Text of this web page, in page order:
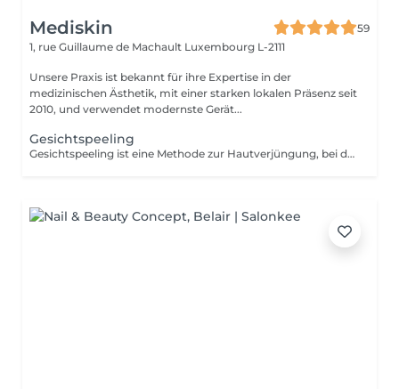
Mediskin
59
1, rue Guillaume de Machault Luxembourg L-2111
Unsere Praxis ist bekannt für ihre Expertise in der
medizinischen Ästhetik, mit einer starken lokalen Präsenz seit
2010, und verwendet modernste Gerät...
Gesichtspeeling
Gesichtspeeling ist eine Methode zur Hautverjüngung, bei der chemische Mittel verwendet werden, um die oberflächlichen Hautschichten zu exfolieren und die Zellenerneuerung zu stimulieren. Vorteile: -Verbesserung der Hautstruktur und -helligkeit. -Reduzierung von Hautunreinheiten wie Pigmentflecken, Aknenarben, Falten und feinen Linien. Anpassungsfähigkeit: -Gesichtspeeling ist für verschiedene Hauttypen und je nach Ihren Hautproblemen geeignet. Ergänzende Pflege: -Um die Behandlungsergebnisse zu optimieren und die soziale Ausfallzeit zu minimieren, ist eine Phototherapie-Sitzung inbegriffen. Diese hilft, Entzündungen zu reduzieren, die Kollagenproduktion zu stimulieren und die Hautheilung zu verbessern. Gegenanzeigen: -Nicht empfohlen für schwangere oder stillende Frauen. Während der ersten Sitzung werden wir gemeinsam Ihre Ziele festlegen und die für Ihre Haut am besten geeignete Peeling-Art bestimmen. Bei Fragen können Sie uns gerne kontaktieren oder einen kostenlosen Beratungstermin buchen.